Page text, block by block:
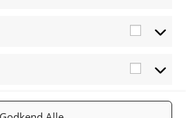
TWINHEA